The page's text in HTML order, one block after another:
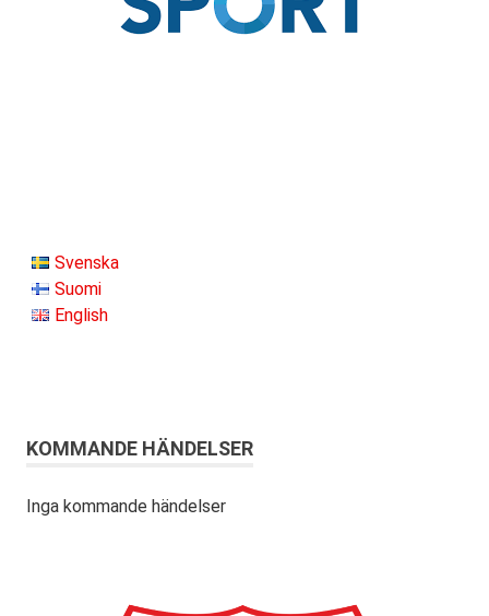
Svenska
Suomi
English
KOMMANDE HÄNDELSER
Inga kommande händelser